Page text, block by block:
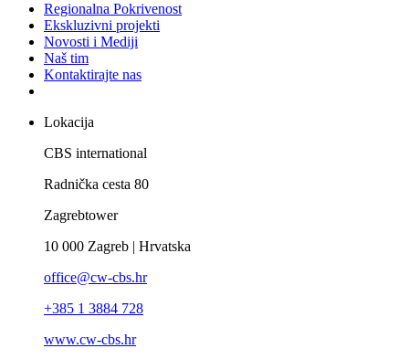
Regionalna Pokrivenost
Ekskluzivni projekti
Novosti i Mediji
Naš tim
Kontaktirajte nas
Lokacija
CBS international
Radnička cesta 80
Zagrebtower
10 000 Zagreb | Hrvatska
office@cw-cbs.hr
+385 1 3884 728
www.cw-cbs.hr